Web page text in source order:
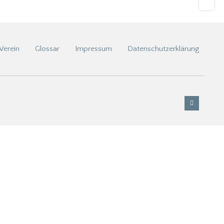
Glossar Impressum Datenschutzerklärung